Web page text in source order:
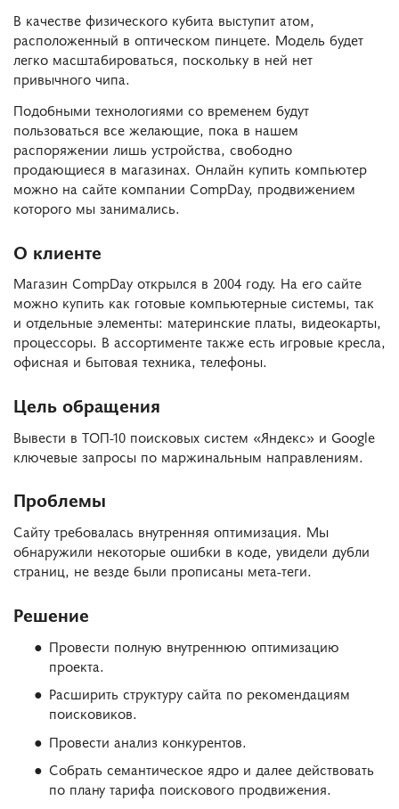
В качестве физического кубита выступит атом,
расположенный в оптическом пинцете. Модель будет
легко масштабироваться, поскольку в ней нет
привычного чипа.
Подобными технологиями со временем будут
пользоваться все желающие, пока в нашем
распоряжении лишь устройства, свободно
продающиеся в магазинах. Онлайн купить компьютер
можно на сайте компании CompDay, продвижением
которого мы занимались.
О клиенте
Магазин CompDay открылся в 2004 году. На его сайте
можно купить как готовые компьютерные системы, так
и отдельные элементы: материнские платы, видеокарты,
процессоры. В ассортименте также есть игровые кресла,
офисная и бытовая техника, телефоны.
Цель обращения
Вывести в ТОП-10 поисковых систем «Яндекс» и Google
ключевые запросы по маржинальным направлениям.
Проблемы
Сайту требовалась внутренняя оптимизация. Мы
обнаружили некоторые ошибки в коде, увидели дубли
страниц, не везде были прописаны мета-теги.
Решение
Провести полную внутреннюю оптимизацию
проекта.
Расширить структуру сайта по рекомендациям
поисковиков.
Провести анализ конкурентов.
Собрать семантическое ядро и далее действовать
по плану тарифа поискового продвижения.